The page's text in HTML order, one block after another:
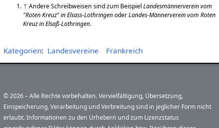
↑ Andere Schreibweisen sind zum BeispielLandesmännerverein vom
"Roten Kreuz" in Elsass-LothringenoderLandes-Männerverein vom Roten
Kreuz in Elsaß-Lothringen.
Kategorien: Landesvereine Frankreich
© 2026 – Alle Rechte vorbehalten. Vervielfältigung, Übersetzung,
Einspeicherung, Verarbeitung und Verbreitung sind in jeglicher Form nicht
erlaubt. Informationen zu den Urhebern und zum Lizenzstatus